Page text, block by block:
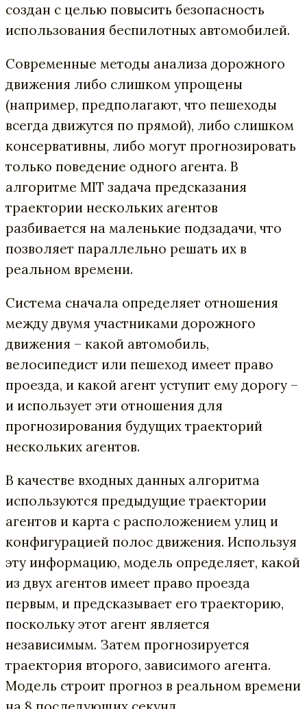
создан с целью повысить безопасность
использования беспилотных автомобилей.
Современные методы анализа дорожного
движения либо слишком упрощены
(например, предполагают, что пешеходы
всегда движутся по прямой), либо слишком
консервативны, либо могут прогнозировать
только поведение одного агента. В
алгоритме MIT задача предсказания
траектории нескольких агентов
разбивается на маленькие подзадачи, что
позволяет параллельно решать их в
реальном времени.
Система сначала определяет отношения
между двумя участниками дорожного
движения – какой автомобиль,
велосипедист или пешеход имеет право
проезда, и какой агент уступит ему дорогу –
и использует эти отношения для
прогнозирования будущих траекторий
нескольких агентов.
В качестве входных данных алгоритма
используются предыдущие траектории
агентов и карта с расположением улиц и
конфигурацией полос движения. Используя
эту информацию, модель определяет, какой
из двух агентов имеет право проезда
первым, и предсказывает его траекторию,
поскольку этот агент является
независимым. Затем прогнозируется
траектория второго, зависимого агента.
Модель строит прогноз в реальном времени